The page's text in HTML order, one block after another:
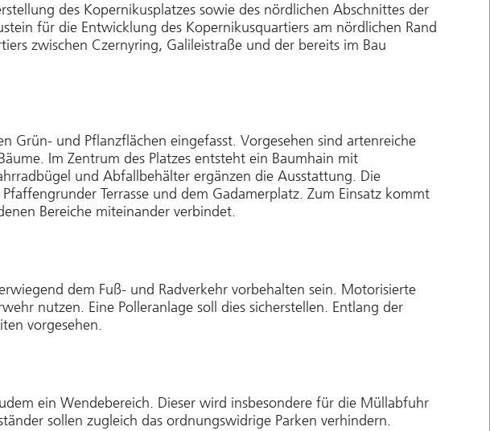
des Kopernikusplatzes sowie des nördlichen Abschnittes der
für die Entwicklung des Kopernikusquartiers am nördlichen Rand
zwischen Czernyring, Galileistraße und der bereits im Bau
Grün- und Pflanzflächen eingefasst. Vorgesehen sind artenreiche
Im Zentrum des Platzes entsteht ein Baumhain mit
und Abfallbehälter ergänzen die Ausstattung. Die
Terrasse und dem Gadamerplatz. Zum Einsatz kommt
Bereiche miteinander verbindet.
dem Fuß- und Radverkehr vorbehalten sein. Motorisierte
nutzen. Eine Polleranlage soll dies sicherstellen. Entlang der
vorgesehen.
ein Wendebereich. Dieser wird insbesondere für die Müllabfuhr
sollen zugleich das ordnungswidrige Parken verhindern.